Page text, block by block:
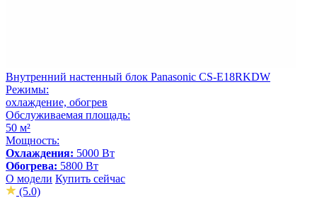
Внутренний настенный блок Panasonic CS-E18RKDW
Режимы:
охлаждение, обогрев
Обслуживаемая площадь:
50 м²
Мощность:
Охлаждения: 5000 Вт
Обогрева: 5800 Вт
О модели Купить сейчас
(5.0)